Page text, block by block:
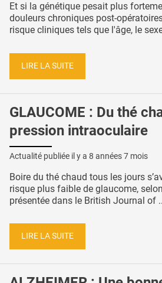
Et si la génétique pesait plus
douleurs chroniques post-
risque cliniques tels que l'âge, le
LIRE LA SUITE
GLAUCOME : Du thé
pression intraoculaire
Actualité publiée il y a 8 années 7 mois
Boire du thé chaud tous les jours
risque plus faible de glaucome,
présentée dans le British Journal of
LIRE LA SUITE